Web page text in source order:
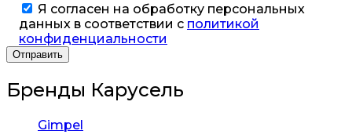
Я согласен на обработку персональных
данных в соответствии с политикой
конфиденциальности
Бренды Карусель
Gimpel